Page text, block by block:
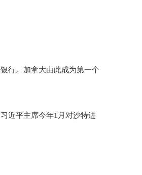
行。加拿大由此成为第一个
近平主席今年1月对沙特进